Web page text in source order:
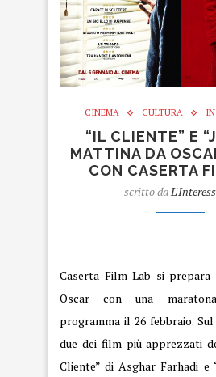
CINEMA CULTURA
“IL CLIENTE” E
MATTINA DA
CON CASERTA
scritto da
Caserta Film Lab si
Oscar con una
programma il 26 febbraio.
due dei film più apprezzati
Cliente” di Asghar Farhadi e